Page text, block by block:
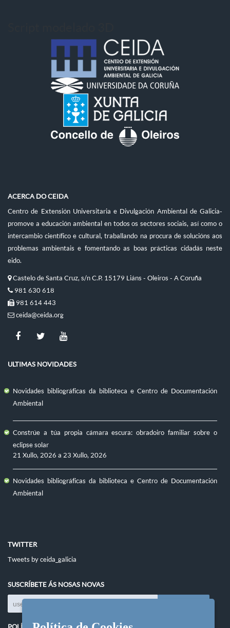
ACERCA DO CEIDA
Centro de Extensión Universitaria e Divulgación Ambiental de Galicia-
promove a educación ambiental en todos os sectores sociais, así como o
intercambio científico e cultural, traballando na procura de solucións aos
problemas ambientais e fomentando as boas prácticas cidadás neste
eido.
Castelo de Santa Cruz, s/n C.P. 15179 Liáns - Oleiros - A Coruña
981 630 618
981 614 443
ceida@ceida.org
ULTIMAS NOVIDADES
Novidades bibliográficas da biblioteca e Centro de Documentación
Ambiental
Constrúe a túa propia cámara escura: obradoiro familiar sobre o
eclipse solar
21 Xullo, 2026 a 23 Xullo, 2026
Novidades bibliográficas da biblioteca e Centro de Documentación
Ambiental
TWITTER
Tweets by ceida_galicia
SUSCRÍBETE ÁS NOSAS NOVAS